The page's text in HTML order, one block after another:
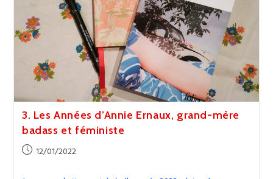
3. Les Années d’Annie Ernaux, grand-mère
badass et féministe
Publication
12/01/2022